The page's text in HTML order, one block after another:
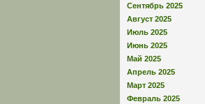
Сентябрь 2025
Август 2025
Июль 2025
Июнь 2025
Май 2025
Апрель 2025
Март 2025
Февраль 2025